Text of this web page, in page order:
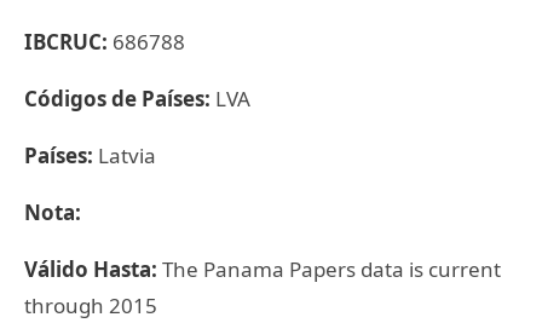
IBCRUC: 686788
Códigos de Países: LVA
Países: Latvia
Nota:
Válido Hasta: The Panama Papers data is current
through 2015